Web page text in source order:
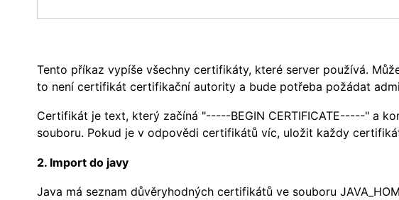
Tento příkaz vypíše všechny certifikáty, které server používá.
to není certifikát certifikační autority a bude potřeba požádat
Certifikát je text, který začíná "-----BEGIN CERTIFICATE-----" a
souboru. Pokud je v odpovědi certifikátů víc, uložit každy
2. Import do javy
Java má seznam důvěryhodných certifikátů ve souboru